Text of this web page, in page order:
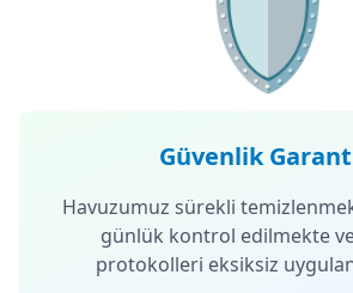
Güvenlik
Havuzumuz sürekli
günlük kontrol edilmekte
protokolleri eksiksiz